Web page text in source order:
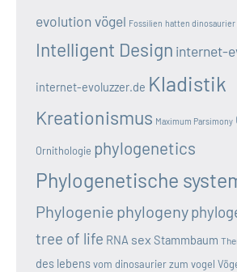
evolution vögel Fossilien hatten dinosaurier
Intelligent Design internet-
internet-evoluzzer.de Kladistik
Kreationismus Maximum Parsimony
Ornithologie phylogenetics
Phylogenetische
Phylogenie phylogeny
tree of life RNA sex Stammbaum
des lebensvom dinosaurier zum vogel